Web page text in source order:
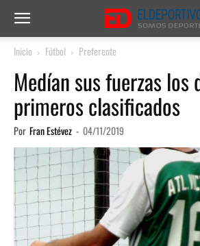
Inicio Fútbol Preferente
Medían sus fuerzas los
primeros clasificados
Por Fran Estévez - 04/11/2019